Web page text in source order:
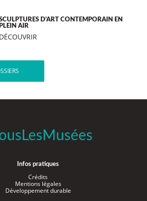
D’ART CONTEMPORAIN EN
PLEIN AIR
DÉCOUVRIR
Infos pratiques
Crédits
Mentions légales
Développement durable